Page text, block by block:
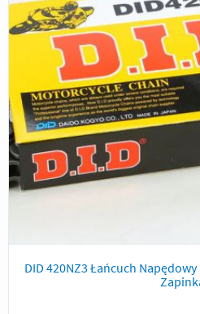
DID 420NZ3 Łańcuch